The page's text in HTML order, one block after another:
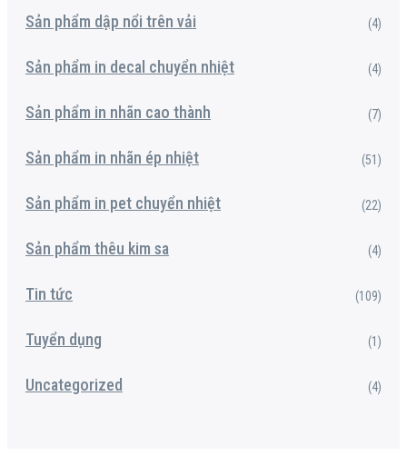
Sản phẩm dập nổi trên vải (4)
Sản phẩm in decal chuyển nhiệt (4)
Sản phẩm in nhãn cao thành (7)
Sản phẩm in nhãn ép nhiệt (51)
Sản phẩm in pet chuyển nhiệt (22)
Sản phẩm thêu kim sa (4)
Tin tức (109)
Tuyển dụng (1)
Uncategorized (4)